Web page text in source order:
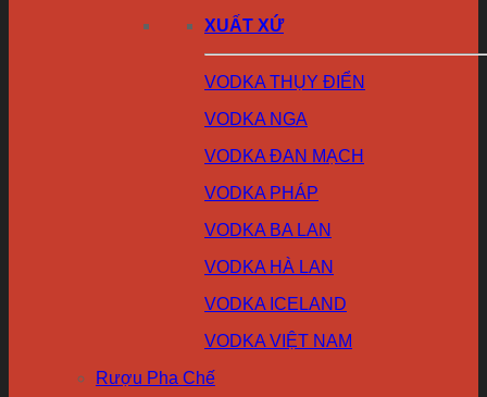
XUẤT XỨ
VODKA THỤY ĐIỂN
VODKA NGA
VODKA ĐAN MẠCH
VODKA PHÁP
VODKA BA LAN
VODKA HÀ LAN
VODKA ICELAND
VODKA VIỆT NAM
Rượu Pha Chế